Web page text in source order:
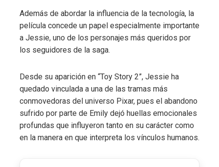
Además de abordar la influencia de la tecnología, la
película concede un papel especialmente importante
a Jessie, uno de los personajes más queridos por
los seguidores de la saga.
Desde su aparición en “Toy Story 2”, Jessie ha
quedado vinculada a una de las tramas más
conmovedoras del universo Pixar, pues el abandono
sufrido por parte de Emily dejó huellas emocionales
profundas que influyeron tanto en su carácter como
en la manera en que interpreta los vínculos humanos.